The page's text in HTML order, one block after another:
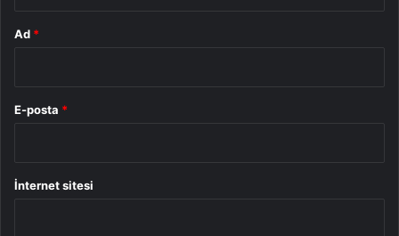
Ad *
E-posta *
İnternet sitesi